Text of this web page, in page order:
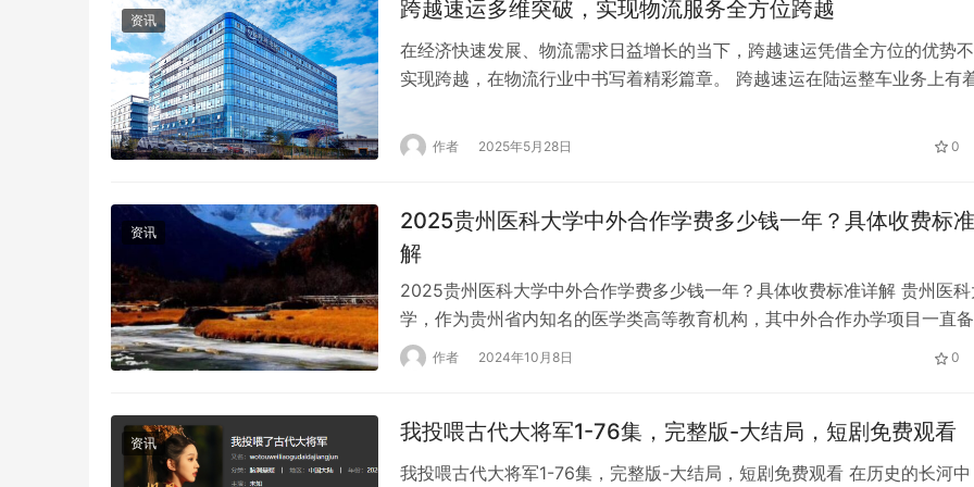
面具有较高…
资讯 跨越速运多维突破，实现物流服务全方位跨越
在经济快速发展、物流需求日益增长的当下，跨越速运凭借全方位的优势
实现跨越，在物流行业中书写着精彩篇章。 跨越速运在陆运整车业务上有
万余名员工齐心协力。21架全货机运力、80%华东华南腹舱资源以及28533
自有运输车辆，构建起强大的“空地协同”体系。城市覆盖率达到99%，服务
作者 2025年5月28日 0
资讯
2025贵州医科大学中外合作学费多少钱一年？具体收费标
解
2025贵州医科大学中外合作学费多少钱一年？具体收费标准详解 贵州医科
学，作为贵州省内知名的医学类高等教育机构，其中外合作办学项目一直备
关注。对于计划报考该校中外合作办学的考生及家长而言，了解具体的学费
了国内外…
作者 2024年10月8日 0
资讯 我投喂古代大将军1-76集，完整版-大结局，短剧免费观看
我投喂古代大将军1-76集，完整版-大结局，短剧免费观看 在历史的长河中